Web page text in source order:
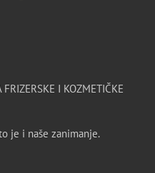
I KOZMETIČKE
je i naše zanimanje.